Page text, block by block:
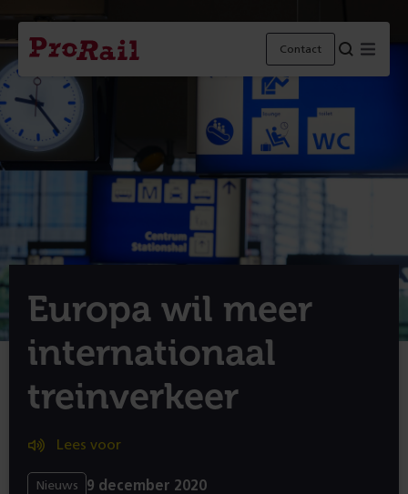
Navigatie
Homepage
ProRail
Contact
Europa wil meer
internationaal
treinverkeer
Lees voor
Nieuws 9 december 2020